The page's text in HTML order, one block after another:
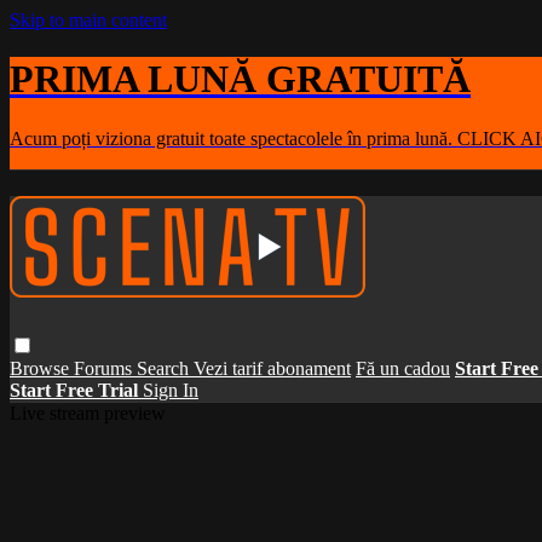
Skip to main content
PRIMA LUNĂ GRATUITĂ
Acum poți viziona gratuit toate spectacolele în prima lună. CLICK
Browse Forums Search Vezi tarif abonament Fă un cadou Start
Start Free Trial Sign In